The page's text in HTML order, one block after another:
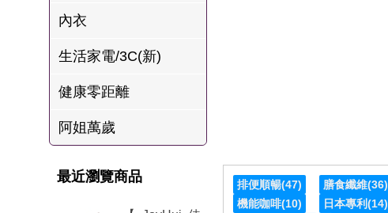
海瑞摃丸
八兩排烤肉組
內衣
生活家電/3C(新)
健康零距離
阿姐萬歲
最近瀏覽商品
排便順暢(47) 膳食纖維(36)
機能咖啡(10) 日本專利(14)